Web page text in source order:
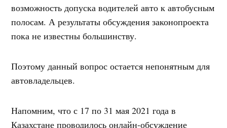
возможность допуска водителей авто к автобусным
полосам. А результаты обсуждения законопроекта
пока не известны большинству.
Поэтому данный вопрос остается непонятным для
автовладельцев.
Напомним, что с 17 по 31 мая 2021 года в
Казахстане проводилось онлайн-обсуждение